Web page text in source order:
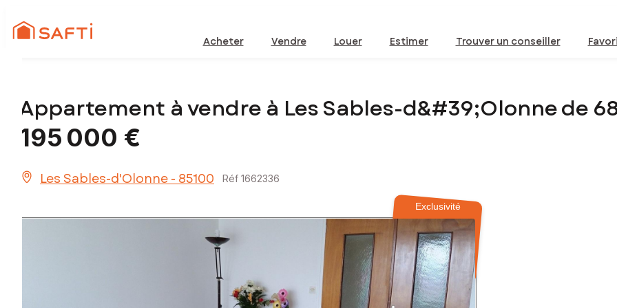
Acheter Vendre Louer Estimer Trouver un conseiller
Appartement à vendre à Les Sables-d&#39;Olonne de
195 000 €
Les Sables-d'Olonne - 85100 Réf 1662336
Exclusivité